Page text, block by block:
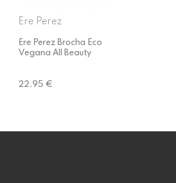
Ere Perez
Ere Perez Brocha Eco
Vegana All Beauty
Precio
22,95 €